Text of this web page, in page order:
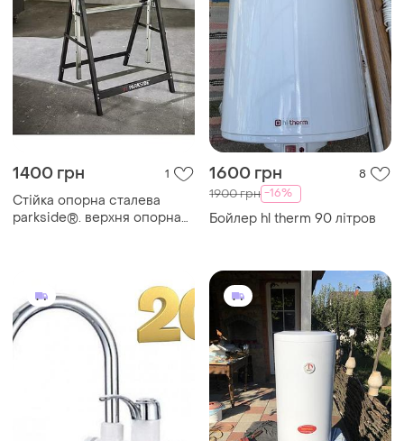
1400 грн 1
Стійка опорна сталева
parkside®. верхня опорна
1600 грн 8
1900 грн -16%
Бойлер hl therm 90 літров